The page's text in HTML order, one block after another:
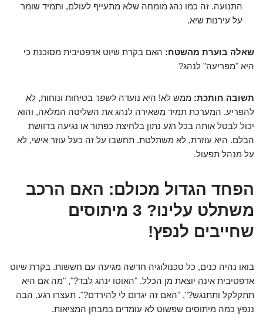
התנועה. זה כמו נהג מומחה שלא מתעייף לעולם, ותמיד שומר
על עירנות שיא.
שאלה בוערת מהשטח: האם בקרת שיוט אדפטיבית מסוכנת כי
היא "מפריעה" לנהג?
תשובה חותכת: ממש לא! היא נועדה לשפר בטיחות ונוחות, לא
להפריע. המערכת תמיד משאירה לנהג את השליטה המלאה, והוא
יכול לבטל אותה בכל רגע נתון בלחיצת כפתור או נגיעה בדוושת
הבלם. היא עוזרת, לא משתלטת. תחשבו על זה כעל עוזר אישי, לא
על מנהל תפעול.
הפחד הגדול מכולם: האם הרכב
משתלט עלינו? 3 מיתוסים
שחייבים לנפץ!
בואו נהיה כנים, כל טכנולוגיה חדשה מגיעה עם חששות. בקרת שיוט
אדפטיבית אינה יוצאת מן הכלל. "האוטו ינהג לבד?", "מה אם היא
תתקלקל ותתנגש?", "האם זה יגרום לי להירדם?". תעצרו רגע. הבה
ננפץ כמה מיתוסים שפשוט לא עומדים במבחן המציאות.